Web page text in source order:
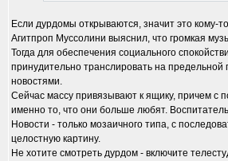
Если дурдомы открываются, значит это кому-
Агитпроп Муссолини выяснил, что громкая
Тогда для обеспечения социального
принудительно транслировать на
новостями.
Сейчас массу привязывают к ящику, причем с
именно то, что они больше любят.
Новости - только мозаичного типа, с
целостную картину.
Не хотите смотреть дурдом - включите